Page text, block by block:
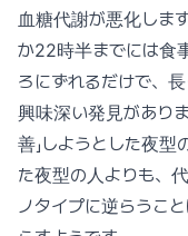
血糖代謝が悪化しま
か22時半までには食
ろにずれるだけで、
興味深い発見があり
善」しようとした夜
た夜型の人よりも、
ノタイプに逆らうこ